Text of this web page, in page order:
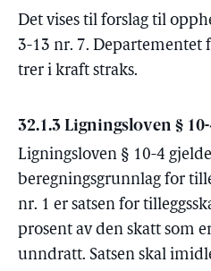
Det vises til forslag til
3-13 nr. 7. Departementet
trer i kraft straks.
32.1.3 Ligningsloven § 10-
Ligningsloven § 10-4
beregningsgrunnlag for
nr. 1 er satsen for
prosent av den skatt som
unndratt. Satsen skal